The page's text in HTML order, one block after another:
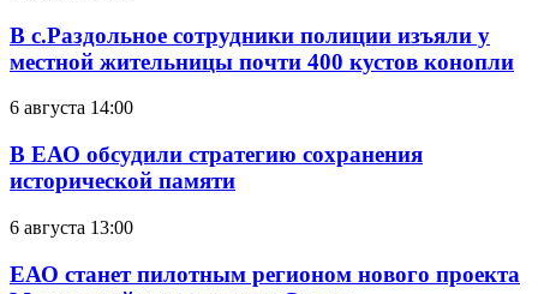
В с.Раздольное сотрудники полиции изъяли у
местной жительницы почти 400 кустов конопли
6 августа 14:00
В ЕАО обсудили стратегию сохранения
исторической памяти
6 августа 13:00
ЕАО станет пилотным регионом нового проекта